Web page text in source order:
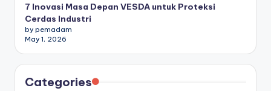
7 Inovasi Masa Depan VESDA untuk Proteksi
Cerdas Industri
by pemadam
May 1, 2026
Categories